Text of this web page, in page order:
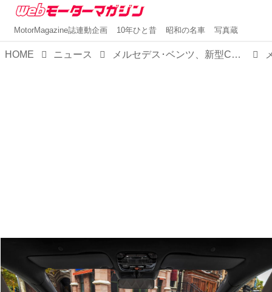
MotorMagazine誌連動企画 10年ひと昔 昭和の名車 写真蔵
HOME ニュース メルセデス･ベンツ、新型CクラスBEVを発表。「究極の電動ミドルセダン」としてSクラスに迫るか？